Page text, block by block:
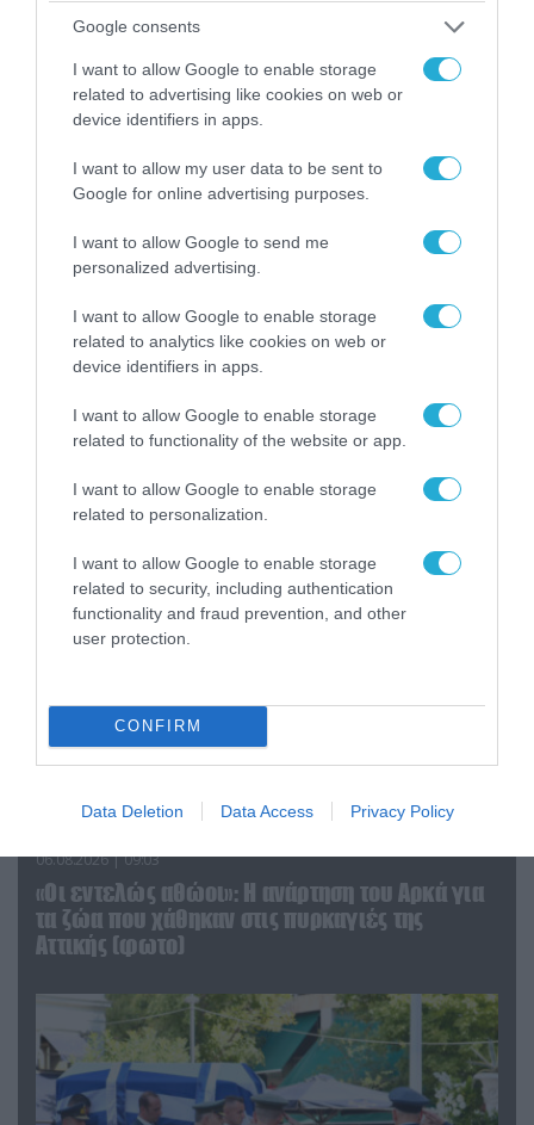
Google consents
I want to allow Google to enable storage
related to advertising like cookies on web or
device identifiers in apps.
I want to allow my user data to be sent to
Google for online advertising purposes.
I want to allow Google to send me
personalized advertising.
I want to allow Google to enable storage
related to analytics like cookies on web or
device identifiers in apps.
I want to allow Google to enable storage
related to functionality of the website or app.
I want to allow Google to enable storage
related to personalization.
I want to allow Google to enable storage
related to security, including authentication
functionality and fraud prevention, and other
user protection.
CONFIRM
Data Deletion Data Access Privacy Policy
07.08.2026 | 20:02
Ο Γιάννης Αλαφούζος «τέλειωσε» τον
Κωνσταντίνο Ζούλα από τον ΣΚΑΪ – Ο λόγος της
απομάκρυνσής του
06.08.2026 | 14:02
Αθήνα: Απομακρύνθηκαν παράνομα
αντικείμενα από κοινόχρηστους χώρους
06.08.2026 | 09:03
«Οι εντελώς αθώοι»: Η ανάρτηση του Αρκά για
τα ζώα που χάθηκαν στις πυρκαγιές της
Αττικής (φωτο)